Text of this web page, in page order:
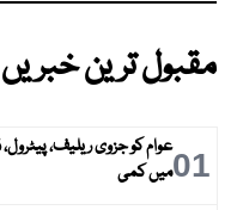
مقبول ترین خبریں
01عوام کو جزوی ریلیف،
میں کمی